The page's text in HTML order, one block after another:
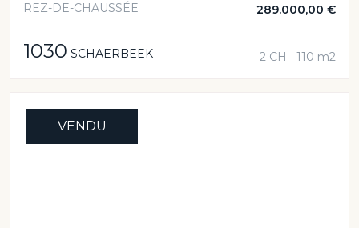
REZ-DE-CHAUSSÉE 289.000,00 €
1030 SCHAERBEEK 2 CH 110 m2
VENDU